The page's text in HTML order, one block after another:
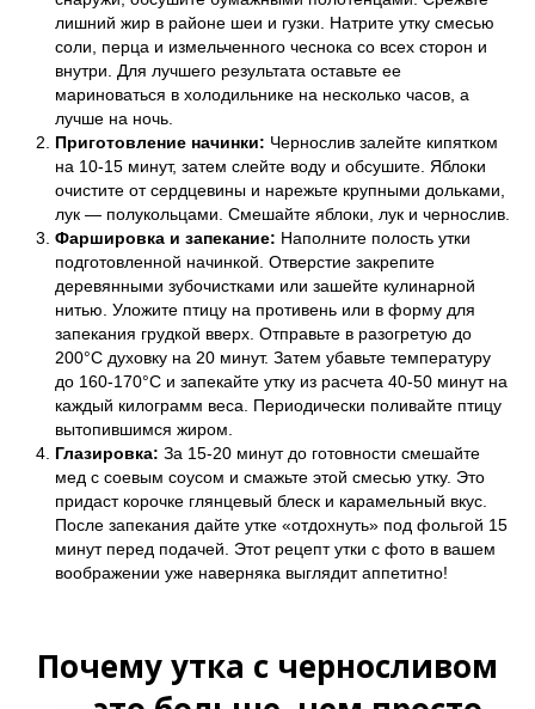
лишний жир в районе шеи и гузки. Натрите утку смесью
соли, перца и измельченного чеснока со всех сторон и
внутри. Для лучшего результата оставьте ее
мариноваться в холодильнике на несколько часов, а
лучше на ночь.
Приготовление начинки: Чернослив залейте кипятком
на 10-15 минут, затем слейте воду и обсушите. Яблоки
очистите от сердцевины и нарежьте крупными дольками,
лук — полукольцами. Смешайте яблоки, лук и чернослив.
Фаршировка и запекание: Наполните полость утки
подготовленной начинкой. Отверстие закрепите
деревянными зубочистками или зашейте кулинарной
нитью. Уложите птицу на противень или в форму для
запекания грудкой вверх. Отправьте в разогретую до
200°C духовку на 20 минут. Затем убавьте температуру
до 160-170°C и запекайте утку из расчета 40-50 минут на
каждый килограмм веса. Периодически поливайте птицу
вытопившимся жиром.
Глазировка: За 15-20 минут до готовности смешайте
мед с соевым соусом и смажьте этой смесью утку. Это
придаст корочке глянцевый блеск и карамельный вкус.
После запекания дайте утке «отдохнуть» под фольгой 15
минут перед подачей. Этот рецепт утки с фото в вашем
воображении уже наверняка выглядит аппетитно!
Почему утка с черносливом